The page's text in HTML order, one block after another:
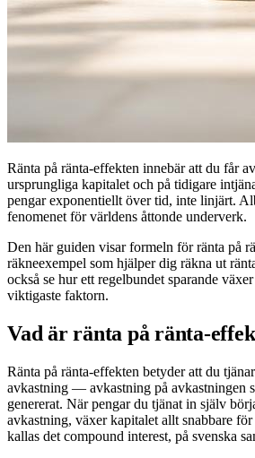
Ränta på ränta-effekten innebär att du får
ursprungliga kapitalet och på tidigare
pengar exponentiellt över tid, inte linjärt.
fenomenet för världens åttonde underverk.
Den här guiden visar formeln för ränta på
räkneexempel som hjälper dig räkna ut
också se hur ett regelbundet sparande
viktigaste faktorn.
Vad är ränta på ränta-
Ränta på ränta-effekten betyder att du
avkastning — avkastning på avkastningen
genererat. När pengar du tjänat in själv
avkastning, växer kapitalet allt snabbare för
kallas det compound interest, på svenska